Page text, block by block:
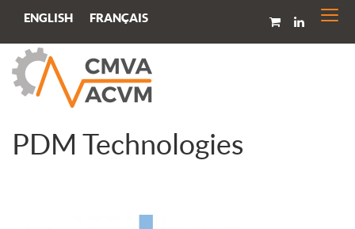
ENGLISH FRANÇAIS
PDM Technologies